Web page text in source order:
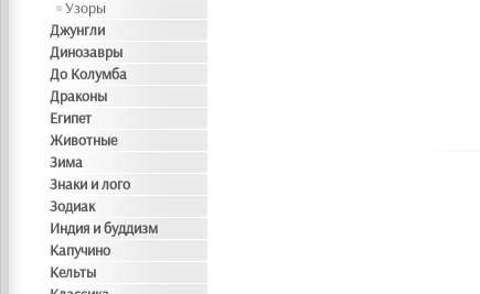
Узоры
Джунгли
Динозавры
До Колумба
Драконы
Египет
Животные
Зима
Знаки и лого
Зодиак
Индия и буддизм
Капучино
Кельты